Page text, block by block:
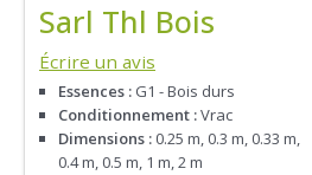
Sarl Thl Bois
Écrire un avis
Essences : G1 - Bois durs
Conditionnement :Vrac
Dimensions : 0.25 m, 0.3 m, 0.33 m,
0.4 m, 0.5 m, 1 m, 2 m